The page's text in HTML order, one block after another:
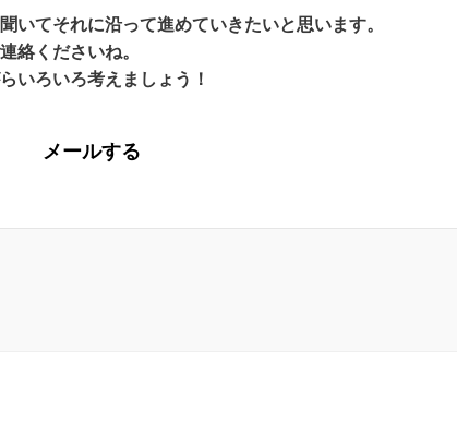
いてそれに沿って進めていきたいと思います。
絡くださいね。
いろいろ考えましょう！
メールする